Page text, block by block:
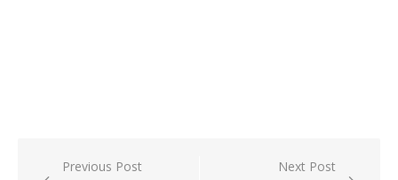
PostPrevious Post Next Post